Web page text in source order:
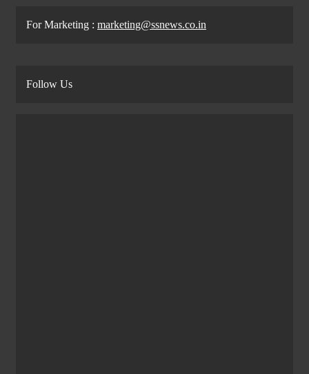
For Marketing : marketing@ssnews.co.in
Follow Us